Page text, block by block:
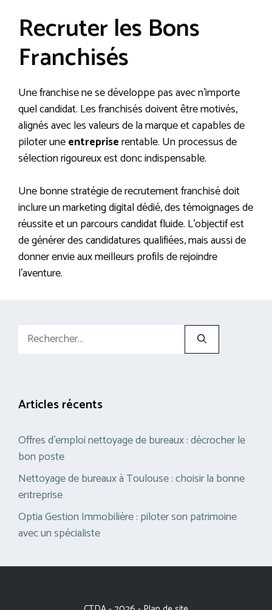
Recruter les Bons
Franchisés
Une franchise ne se développe pas avec n’importe
quel candidat. Les franchisés doivent être motivés,
alignés avec les valeurs de la marque et capables de
piloter uneentrepriserentable. Un processus de
sélection rigoureux est donc indispensable.
Une bonne stratégie de recrutement franchisé doit
inclure un marketing digital dédié, des témoignages de
réussite et un parcours candidat fluide. L’objectif est
de générer des candidatures qualifiées, mais aussi de
donner envie aux meilleurs profils de rejoindre
l’aventure.
Rechercher :
Articles récents
Offres d’emploi nettoyage de bureaux : décrocher le
bon poste
Nettoyage de bureaux à Toulouse : choisir la bonne
entreprise
Optia Gestion Immobilière : piloter son patrimoine
avec un spécialiste